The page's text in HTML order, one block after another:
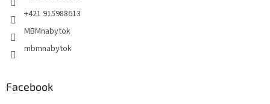
+421 915988613
MBMnabytok
mbmnabytok
Facebook